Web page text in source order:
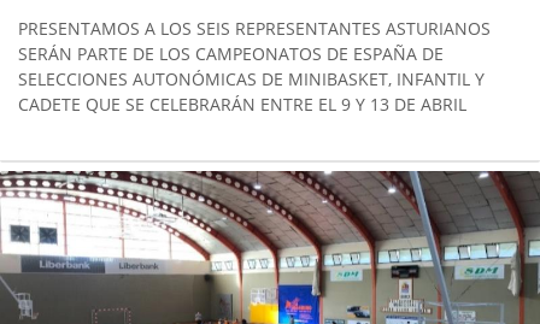
PRESENTAMOS A LOS SEIS REPRESENTANTES ASTURIANOS
SERÁN PARTE DE LOS CAMPEONATOS DE ESPAÑA DE
SELECCIONES AUTONÓMICAS DE MINIBASKET, INFANTIL Y
CADETE QUE SE CELEBRARÁN ENTRE EL 9 Y 13 DE ABRIL